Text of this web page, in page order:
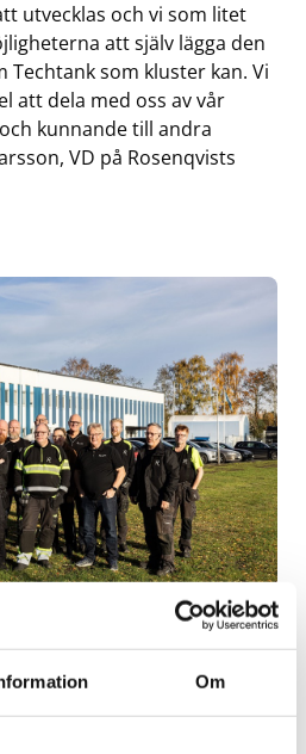
Om
utvecklas och vi som litet
att själv lägga den
som kluster kan. Vi
att dela med oss av vår
kunnande till andra
VD på Rosenqvists
redan 1898 med en lokal
i varje by och på